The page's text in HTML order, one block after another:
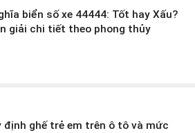
biển số xe 44444: Tốt hay Xấu?
giải chi tiết theo phong thủy
định ghế trẻ em trên ô tô và mức